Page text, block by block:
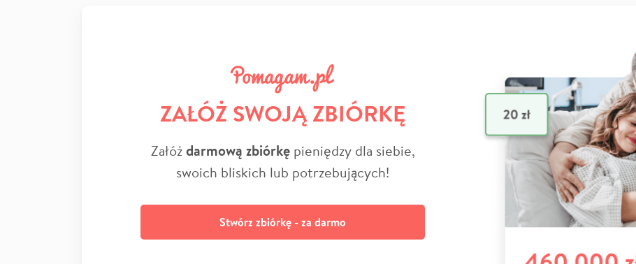
ZAŁÓŻ SWOJĄ ZBIÓRKĘ
Załóżdarmową zbiórkępieniędzy dla siebie,
swoich bliskich lub potrzebujących!
Stwórz zbiórkę - za darmo